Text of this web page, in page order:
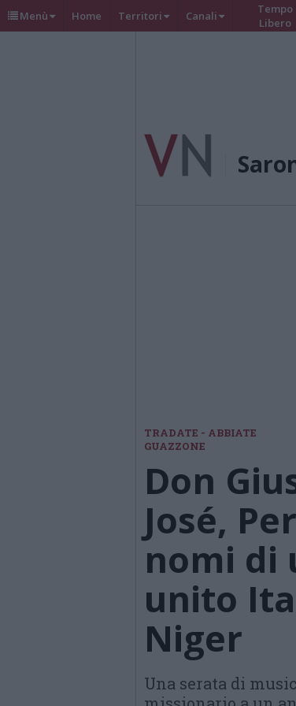
Menù Home Territori Canali
Tempo
Libero
TRADATE - ABBIATE
GUAZZONE
Don
José,
nomi di
unito
Niger
Una serata di